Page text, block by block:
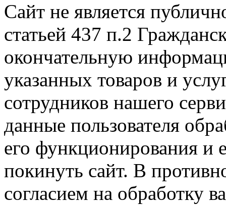
Сайт не является
статьей 437 п.2
окончательную
указанных товаров и
сотрудников нашего
данные пользователя
его функционирования и
покинуть сайт. В
согласием на обработку